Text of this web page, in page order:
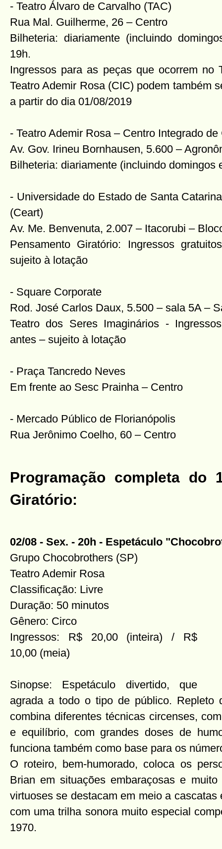
- Teatro Álvaro de Carvalho (TAC)
Rua Mal. Guilherme, 26 – Centro
Bilheteria: diariamente (incluindo
19h.
Ingressos para as peças que ocorrem no
Teatro Ademir Rosa (CIC) podem também
a partir do dia 01/08/2019
- Teatro Ademir Rosa – Centro Integrado
Av. Gov. Irineu Bornhausen, 5.600 –
Bilheteria: diariamente (incluindo domingos
- Universidade do Estado de Santa
(Ceart)
Av. Me. Benvenuta, 2.007 – Itacorubi –
Pensamento Giratório: Ingressos
sujeito à lotação
- Square Corporate
Rod. José Carlos Daux, 5.500 – sala 5A –
Teatro dos Seres Imaginários -
antes – sujeito à lotação
- Praça Tancredo Neves
Em frente ao Sesc Prainha – Centro
- Mercado Público de Florianópolis
Rua Jerônimo Coelho, 60 – Centro
Programação completa do
Giratório:
02/08 - Sex. - 20h - Espetáculo
Grupo Chocobrothers (SP)
Teatro Ademir Rosa
Classificação: Livre
Duração: 50 minutos
Gênero: Circo
Ingressos: R$ 20,00 (inteira) / R$
10,00 (meia)
Sinopse: Espetáculo divertido, que
agrada a todo o tipo de público. Repleto
combina diferentes técnicas circenses,
e equilíbrio, com grandes doses de
funciona também como base para os
O roteiro, bem-humorado, coloca os
Brian em situações embaraçosas e
virtuoses se destacam em meio a
com uma trilha sonora muito especial
1970.